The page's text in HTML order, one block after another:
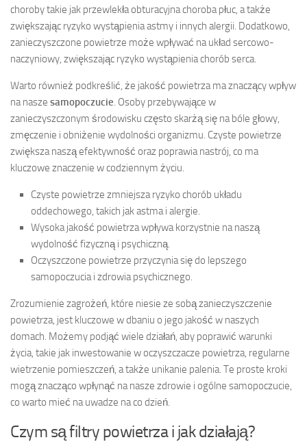
choroby takie jak przewlekła obturacyjna choroba płuc, a także
zwiększając ryzyko wystąpienia astmy i innych alergii. Dodatkowo,
zanieczyszczone powietrze może wpływać na układ sercowo-
naczyniowy, zwiększając ryzyko wystąpienia chorób serca.
Warto również podkreślić, że jakość powietrza ma znaczący wpływ
na nasze samopoczucie. Osoby przebywające w
zanieczyszczonym środowisku często skarżą się na bóle głowy,
zmęczenie i obniżenie wydolności organizmu. Czyste powietrze
zwiększa naszą efektywność oraz poprawia nastrój, co ma
kluczowe znaczenie w codziennym życiu.
Czyste powietrze zmniejsza ryzyko chorób układu
oddechowego, takich jak astma i alergie.
Wysoka jakość powietrza wpływa korzystnie na naszą
wydolność fizyczną i psychiczną.
Oczyszczone powietrze przyczynia się do lepszego
samopoczucia i zdrowia psychicznego.
Zrozumienie zagrożeń, które niesie ze sobą zanieczyszczenie
powietrza, jest kluczowe w dbaniu o jego jakość w naszych
domach. Możemy podjąć wiele działań, aby poprawić warunki
życia, takie jak inwestowanie w oczyszczacze powietrza, regularne
wietrzenie pomieszczeń, a także unikanie palenia. Te proste kroki
mogą znacząco wpłynąć na nasze zdrowie i ogólne samopoczucie,
co warto mieć na uwadze na co dzień.
Czym są filtry powietrza i jak działają?